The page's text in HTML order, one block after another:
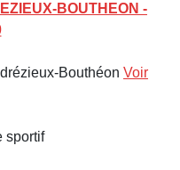
BOUTHEON -
Bouthéon Voir
sportif